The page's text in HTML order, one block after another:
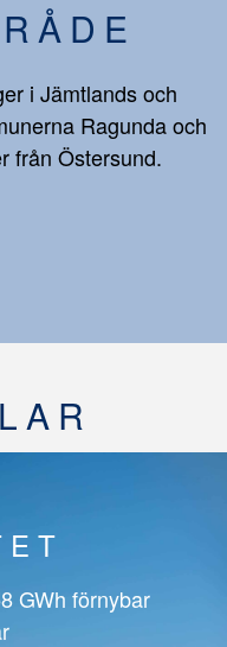
i Jämtlands och
Ragunda och
från Östersund.
GWh förnybar